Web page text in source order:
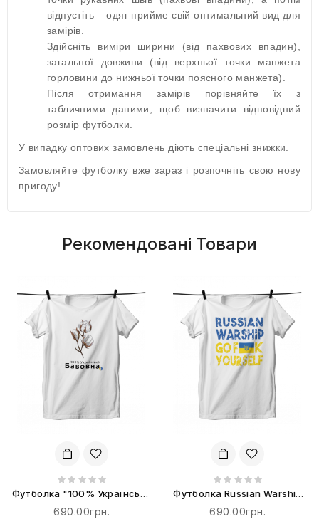
відпустіть – одяг прийме свій оптимальний вид для
замірів.
Здійсніть виміри ширини (від пахвових впадин),
загальної довжини (від верхньої точки манжета
горловини до нижньої точки поясного манжета).
Після отримання замірів порівняйте їх з
табличними даними, щоб визначити відповідний
розмір футболки.
У випадку оптових замовлень діють спеціальні знижки.
Замовляйте футболку вже зараз і розпочніть свою нову
пригоду!
Рекомендовані Товари
Футболка "100% Українська
Бавовна"
690.00грн.
Футболка Russian Warship
go F**k yourself
690.00грн.